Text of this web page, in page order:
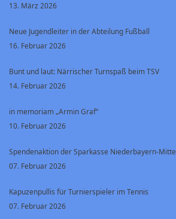
13. März 2026
Neue Jugendleiter in der Abteilung Fußball
16. Februar 2026
Bunt und laut: Närrischer Turnspaß beim TSV
14. Februar 2026
in memoriam „Armin Graf“
10. Februar 2026
Spendenaktion der Sparkasse Niederbayern-Mitte
07. Februar 2026
Kapuzenpullis für Turnierspieler im Tennis
07. Februar 2026